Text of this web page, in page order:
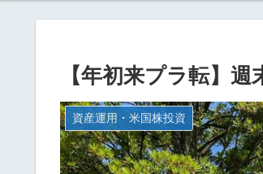
【年初来プラ転】
資産運用・米国株投資